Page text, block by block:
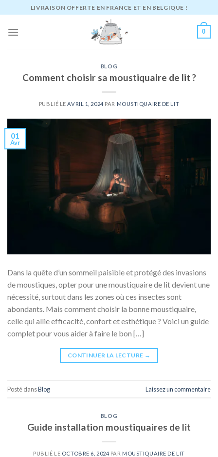
au
contenu
LIVRAISON OFFERTE EN FRANCE ET EN BELGIQUE !
0
BLOG
Comment choisir sa moustiquaire de lit ?
PUBLIÉ LE AVRIL 1, 2024 PAR MOUSTIQUAIRE DE LIT
01
Avr
Dans la quête d’un sommeil paisible et protégé des invasions
de moustiques, opter pour une moustiquaire de lit devient une
nécessité, surtout dans les zones où ces insectes sont
abondants. Mais comment choisir la bonne moustiquaire,
celle qui allie efficacité, confort et esthétique ? Voici un guide
complet pour vous aider à faire le bon […]
CONTINUER LA LECTURE →
Posté dansBlog Laissez un commentaire
BLOG
Guide installation moustiquaires de lit
PUBLIÉ LE OCTOBRE 6, 2024 PAR MOUSTIQUAIRE DE LIT